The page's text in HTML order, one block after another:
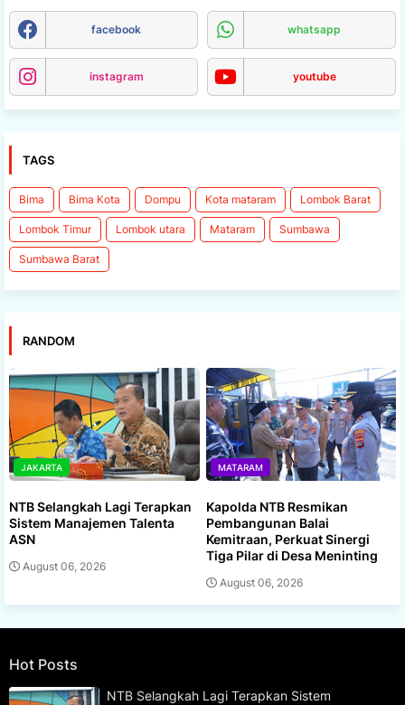
facebook whatsapp
instagram youtube
TAGS
Bima Bima Kota Dompu Kota mataram Lombok Barat
Lombok Timur Lombok utara Mataram Sumbawa
Sumbawa Barat
RANDOM
JAKARTA
NTB Selangkah Lagi Terapkan
Sistem Manajemen Talenta
ASN
August 06, 2026
MATARAM
Kapolda NTB Resmikan
Pembangunan Balai
Kemitraan, Perkuat Sinergi
Tiga Pilar di Desa Meninting
August 06, 2026
Hot Posts
NTB Selangkah Lagi Terapkan Sistem